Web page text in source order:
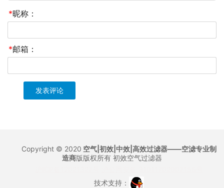
*昵称：
*邮箱：
Copyright © 2020 空气|初效|中效|高效过滤器——空滤专业制
造商版版权所有 初效空气过滤器
技术支持：